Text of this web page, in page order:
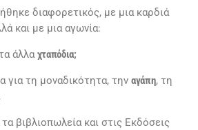
διαφορετικός, με μια καρδιά
και με μια αγωνία:
άλλαχταπόδια;
για τη μοναδικότητα, την αγάπη, τη
βιβλιοπωλεία και στις Εκδόσεις